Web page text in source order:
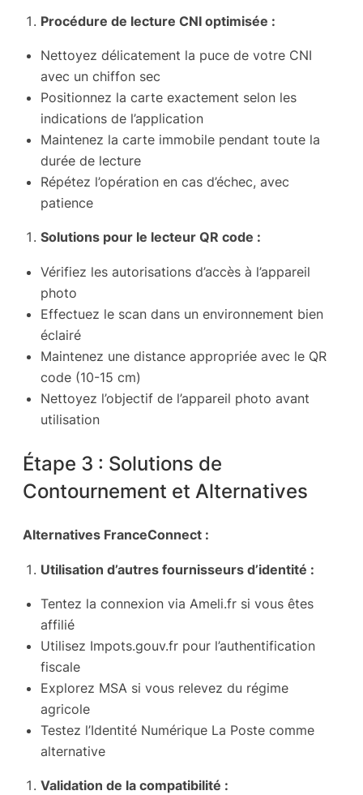
Procédure de lecture CNI optimisée :
Nettoyez délicatement la puce de votre CNI
avec un chiffon sec
Positionnez la carte exactement selon les
indications de l’application
Maintenez la carte immobile pendant toute la
durée de lecture
Répétez l’opération en cas d’échec, avec
patience
Solutions pour le lecteur QR code :
Vérifiez les autorisations d’accès à l’appareil
photo
Effectuez le scan dans un environnement bien
éclairé
Maintenez une distance appropriée avec le QR
code (10-15 cm)
Nettoyez l’objectif de l’appareil photo avant
utilisation
Étape 3 : Solutions de
Contournement et Alternatives
Alternatives FranceConnect :
Utilisation d’autres fournisseurs d’identité :
Tentez la connexion via Ameli.fr si vous êtes
affilié
Utilisez Impots.gouv.fr pour l’authentification
fiscale
Explorez MSA si vous relevez du régime
agricole
Testez l’Identité Numérique La Poste comme
alternative
Validation de la compatibilité :